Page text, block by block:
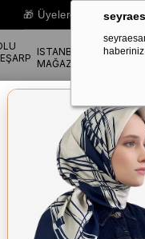
🎁 Üyelere Özel
ISTANBUL
MAĞAZA
ŞAL
Aker Defolu Sura İpek